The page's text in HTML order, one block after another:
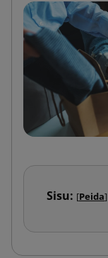
Sisu: [Peida]